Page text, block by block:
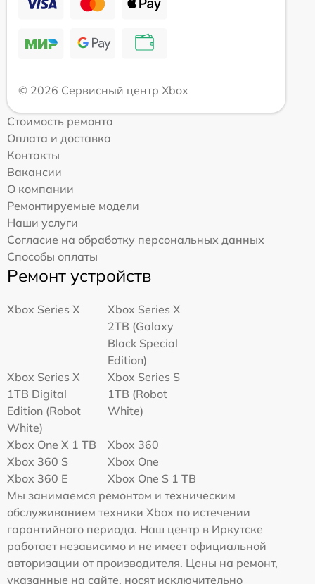
© 2026 Сервисный центр Xbox
Стоимость ремонта
Оплата и доставка
Контакты
Вакансии
О компании
Ремонтируемые модели
Наши услуги
Согласие на обработку персональных данных
Способы оплаты
Ремонт устройств
Xbox Series X
Xbox Series X
2TB (Galaxy
Black Special
Edition)
Xbox Series X
1TB Digital
Edition (Robot
White)
Xbox Series S
1TB (Robot
White)
Xbox One X 1 TB
Xbox 360
Xbox 360 S
Xbox One
Xbox 360 E
Xbox One S 1 TB
Мы занимаемся ремонтом и техническим
обслуживанием техники Xbox по истечении
гарантийного периода. Наш центр в Иркутске
работает независимо и не имеет официальной
авторизации от производителя. Цены на ремонт,
указанные на сайте, носят исключительно